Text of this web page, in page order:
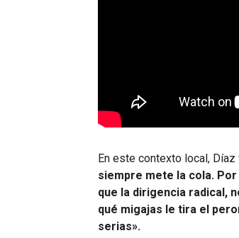
En este contexto local,
siempre mete la cola.
que la dirigencia radical,
qué migajas le tira el
serias».